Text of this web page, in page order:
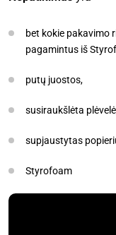
bet kokie pakavimo
pagamintus iš
putų juostos,
susiraukšlėta
supjaustytas
Styrofoam